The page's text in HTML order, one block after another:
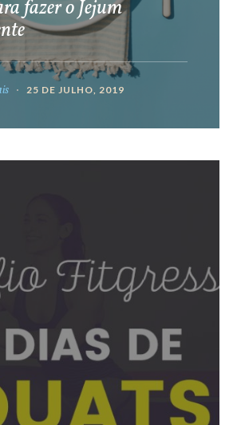
fazer o Jejum
25 DE JULHO, 2019